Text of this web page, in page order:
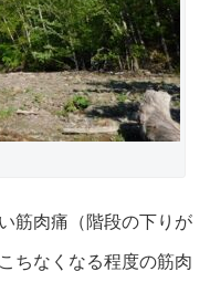
筋肉痛（階段の下りが
ちなくなる程度の筋肉